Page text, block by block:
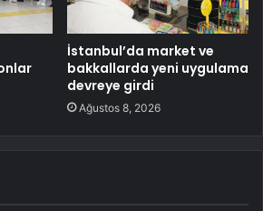
İstanbul’da market ve
bakkallarda yeni uygulama
devreye girdi
Ağustos 8, 2026